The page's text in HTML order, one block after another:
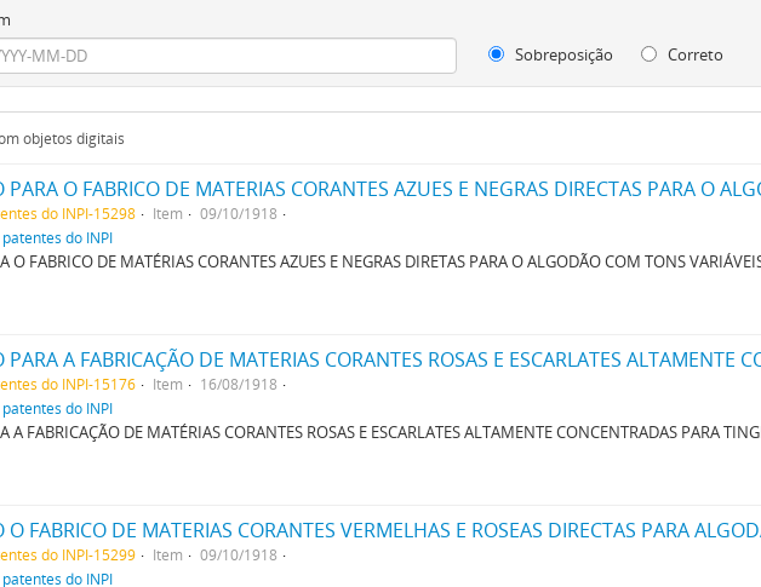
Sobreposição
Correto
objetos digitais
O FABRICO DE MATERIAS CORANTES AZUES E NEGRAS DIRECTAS PARA O
do INPI-15298 Item
09/10/1918
do INPI
O FABRICO DE MATÉRIAS CORANTES AZUES E NEGRAS DIRETAS PARA O ALGODÃO COM TONS
do INPI-15176 Item
16/08/1918
do INPI
A FABRICAÇÃO DE MATÉRIAS CORANTES ROSAS E ESCARLATES ALTAMENTE CONCENTRADAS PARA
FABRICO DE MATERIAS CORANTES VERMELHAS E ROSEAS DIRECTAS PARA
do INPI-15299 Item
09/10/1918
do INPI